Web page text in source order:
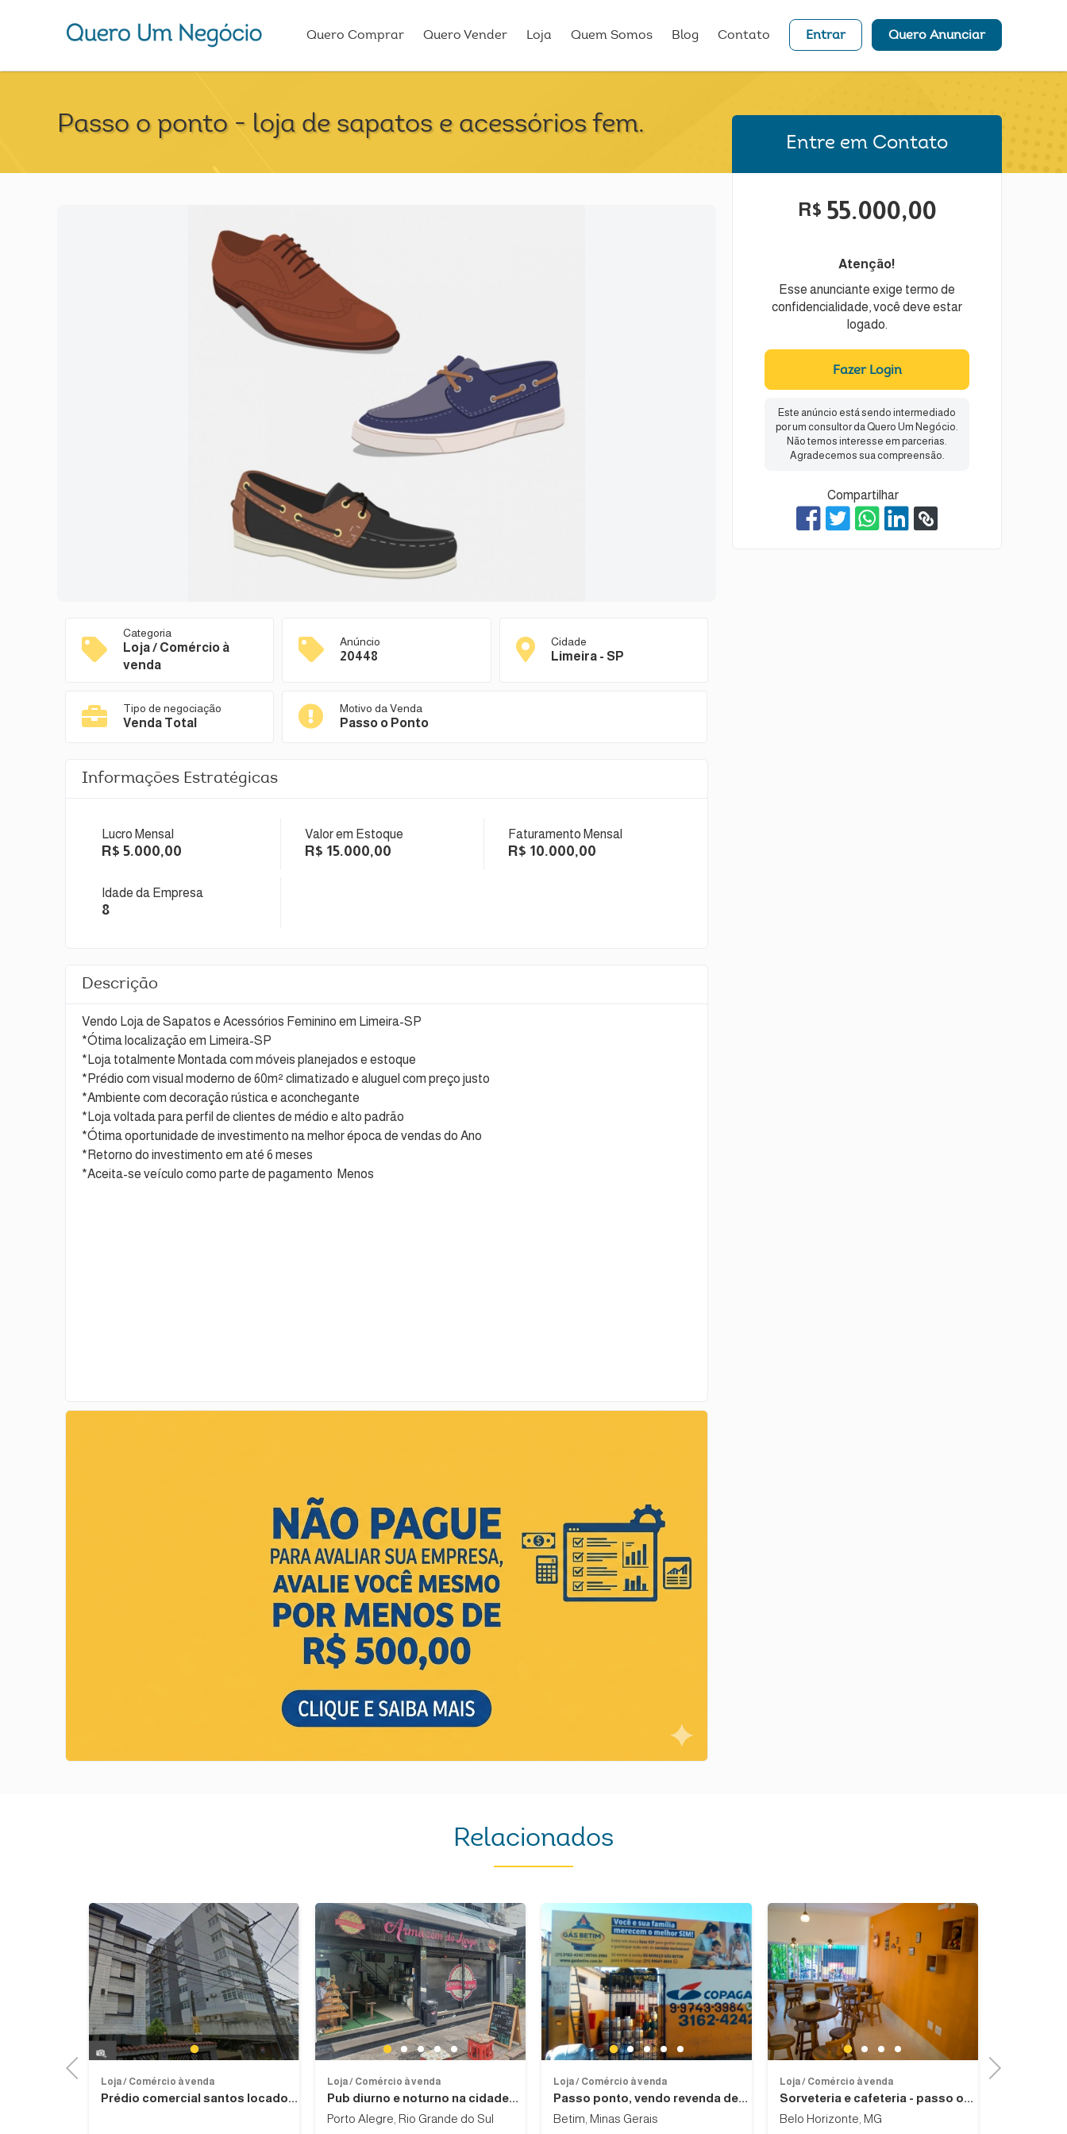
Quero Comprar Quero Vender Loja Quem Somos Blog Contato Entrar Quero Anunciar
Passo o ponto - loja de sapatos e acessórios fem.
Categoria
Loja / Comércio à
venda
Anúncio
20448
Cidade
Limeira - SP
Tipo de negociação
Venda Total
Motivo da Venda
Passo o Ponto
Informações Estratégicas
Lucro Mensal
R$ 5.000,00
Valor em Estoque
R$ 15.000,00
Faturamento Mensal
R$ 10.000,00
Idade da Empresa
8
Descrição
Vendo Loja de Sapatos e Acessórios Feminino em Limeira-SP
*Ótima localização em Limeira-SP
*Loja totalmente Montada com móveis planejados e estoque
*Prédio com visual moderno de 60m² climatizado e aluguel com preço justo
*Ambiente com decoração rústica e aconchegante
*Loja voltada para perfil de clientes de médio e alto padrão
*Ótima oportunidade de investimento na melhor época de vendas do Ano
*Retorno do investimento em até 6 meses
*Aceita-se veículo como parte de pagamento Menos
Entre em Contato
R$ 55.000,00
Atenção!
Esse anunciante exige termo de
confidencialidade, você deve estar
logado.
Fazer Login
Este anúncio está sendo intermediado
por um consultor da Quero Um Negócio.
Não temos interesse em parcerias.
Agradecemos sua compreensão.
Compartilhar
Relacionados
Previous
Next
1
Loja / Comércio à venda
Prédio comercial santos locado...
Previous Next
1 2 3 4 5
Loja / Comércio à venda
Pub diurno e noturno na cidade...
Porto Alegre, Rio Grande do Sul
Previous Next
1 2 3 4 5
Loja / Comércio à venda
Passo ponto, vendo revenda de...
Betim, Minas Gerais
Previous
1 2 3 4
Loja / Comércio à venda
Sorveteria e cafeteria - passo o...
Belo Horizonte, MG
Next